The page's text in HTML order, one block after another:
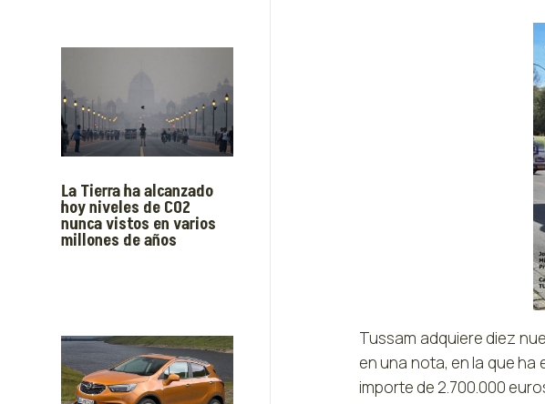
La Tierra ha alcanzado
hoy niveles de CO2
nunca vistos en varios
millones de años
Tussam adquiere diez
en una nota, en la que
importe de 2.700.000